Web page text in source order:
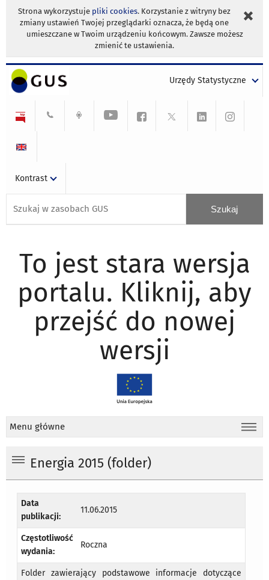
Strona wykorzystuje pliki cookies. Korzystanie z witryny bez
zmiany ustawień Twojej przeglądarki oznacza, że będą one
umieszczane w Twoim urządzeniu końcowym. Zawsze możesz
zmienić te ustawienia.
Urzędy Statystyczne
Kontrast
To jest stara wersja
portalu. Kliknij, aby
przejść do nowej
wersji
Menu główne
Energia 2015 (folder)
Data
publikacji:
11.06.2015
Częstotliwość
wydania:
Roczna
Folder zawierający podstawowe informacje dotyczące